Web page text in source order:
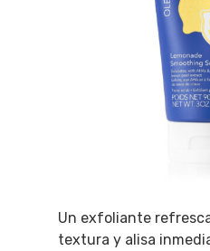
Un exfoliante
textura y alisa